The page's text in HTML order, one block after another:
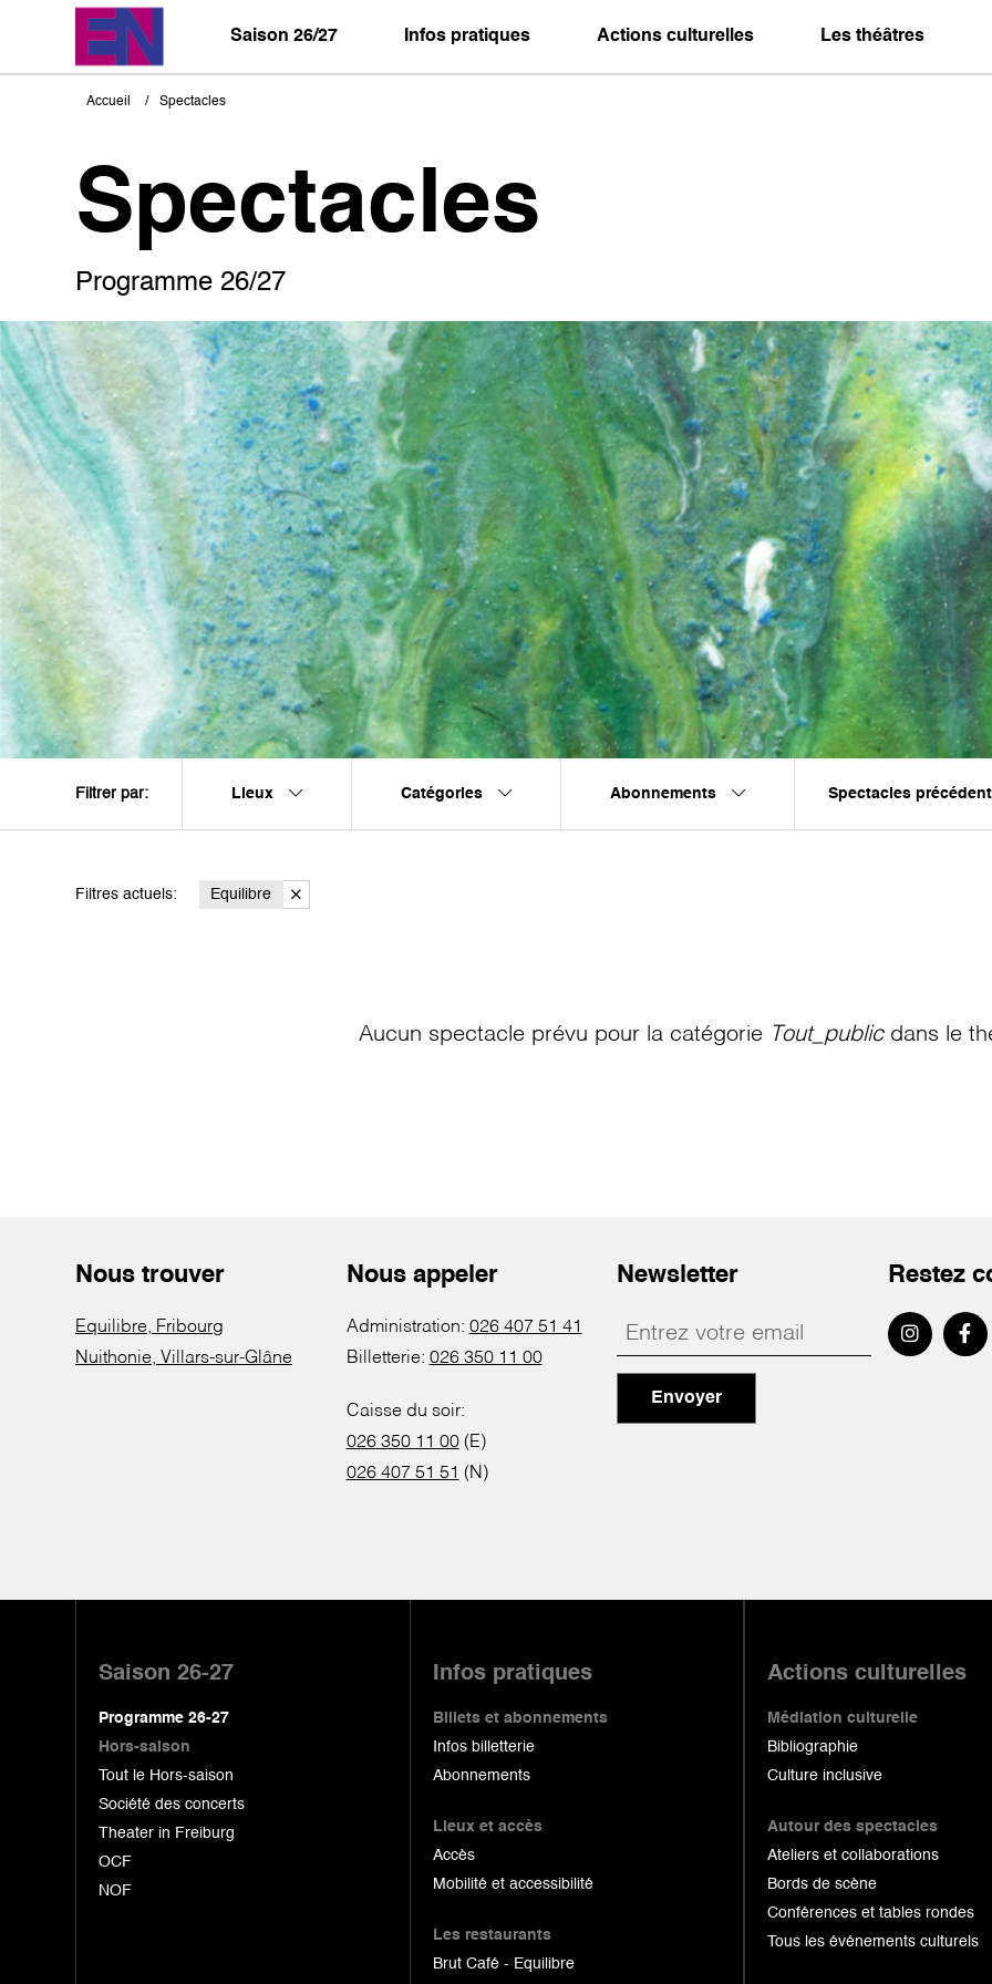
Saison 26/27 Infos pratiques Actions culturelles Les théâtres
Fil
Accueil Spectacles
Spectacles
Programme 26/27
Filtrer par: Lieux Catégories Abonnements Spectacles
Filtres actuels: Equilibre
Aucun spectacle prévu pour la catégorie Tout_publicdans le
Nous trouver
Equilibre, Fribourg
Nuithonie, Villars-sur-Glâne
Nous appeler
Administration: 026 407 51 41
Billetterie: 026 350 11 00
Caisse du soir:
026 350 11 00(E)
026 407 51 51 (N)
Newsletter
Envoyer
Restez
Saison 26-27
Programme 26-27
Hors-saison
Tout le Hors-saison
Société des concerts
Theater in Freiburg
OCF
NOF
Infos pratiques
Billets et abonnements
Infos billetterie
Abonnements
Lieux et accès
Accès
Mobilité et accessibilité
Les restaurants
Brut Café - Equilibre
Actions culturelles
Médiation culturelle
Bibliographie
Culture inclusive
Autour des spectacles
Ateliers et collaborations
Bords de scène
Conférences et tables rondes
Tous les événements culturels